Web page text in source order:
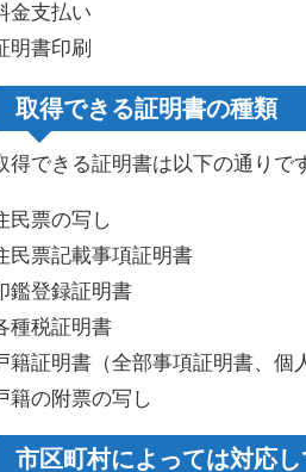
金支払い
明書印刷
取得できる証明書の種類
得できる証明書は以下の通りで
民票の写し
民票記載事項証明書
鑑登録証明書
種税証明書
籍証明書（全部事項証明書、個
籍の附票の写し
市区町村によっては対応